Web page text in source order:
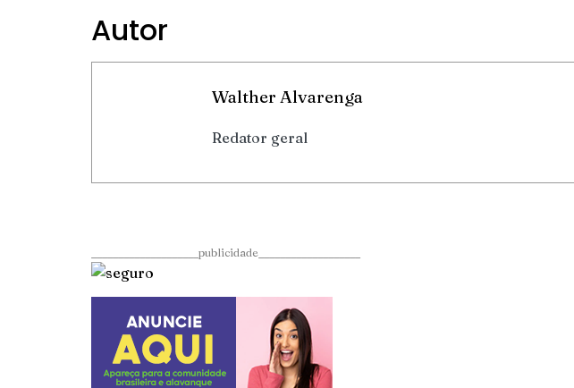
Autor
Walther Alvarenga
Redator geral
____________________publicidade___________________